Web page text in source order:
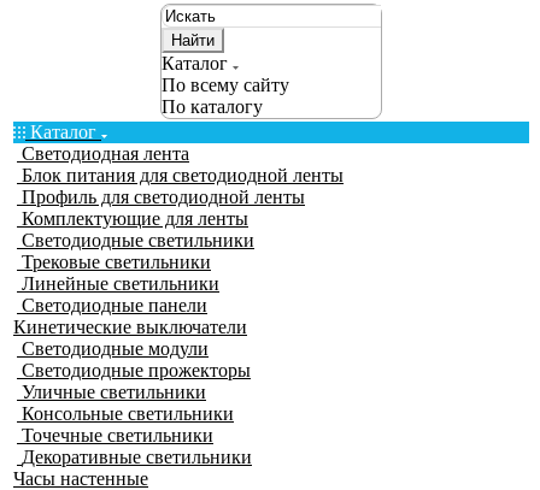
Найти
Каталог
По всему сайту
По каталогу
Каталог
Светодиодная лента
Блок питания для светодиодной ленты
Профиль для светодиодной ленты
Комплектующие для ленты
Светодиодные светильники
Трековые светильники
Линейные светильники
Светодиодные панели
Кинетические выключатели
Светодиодные модули
Светодиодные прожекторы
Уличные светильники
Консольные светильники
Точечные светильники
Декоративные светильники
Часы настенные